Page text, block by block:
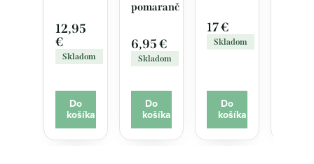
12,95
€
Skladom
Do
košíka
pomaranč
6,95 €
Skladom
Do
košíka
17 €
Skladom
Do
košíka